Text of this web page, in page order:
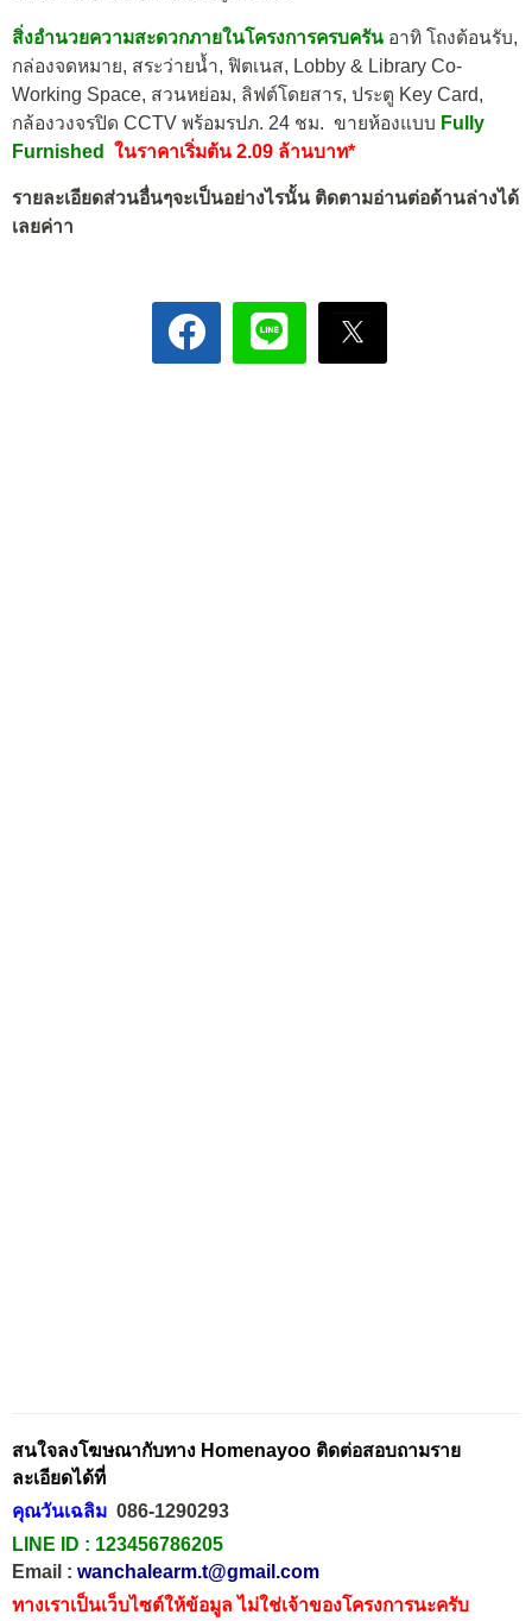
สิ่งอำนวยความสะดวกภายในโครงการครบครัน อาทิ โถงต้อนรับ,
กล่องจดหมาย, สระว่ายน้ำ, ฟิตเนส, Lobby & Library Co-
Working Space, สวนหย่อม, ลิฟต์โดยสาร, ประตู Key Card,
กล้องวงจรปิด CCTV พร้อมรปภ. 24 ชม. ขายห้องแบบ Fully
Furnished
ในราคาเริ่มต้น 2.09 ล้านบาท*
รายละเอียดส่วนอื่นๆจะเป็นอย่างไรนั้น ติดตามอ่านต่อด้านล่างได้
เลยค่าา
สนใจลงโฆษณากับทาง Homenayoo ติดต่อสอบถามราย
ละเอียดได้ที่
คุณวันเฉลิม 086-1290293
LINE ID : 123456786205
Email : wanchalearm.t@gmail.com
ทางเราเป็นเว็บไซต์ให้ข้อมูล ไม่ใช่เจ้าของโครงการนะครับ